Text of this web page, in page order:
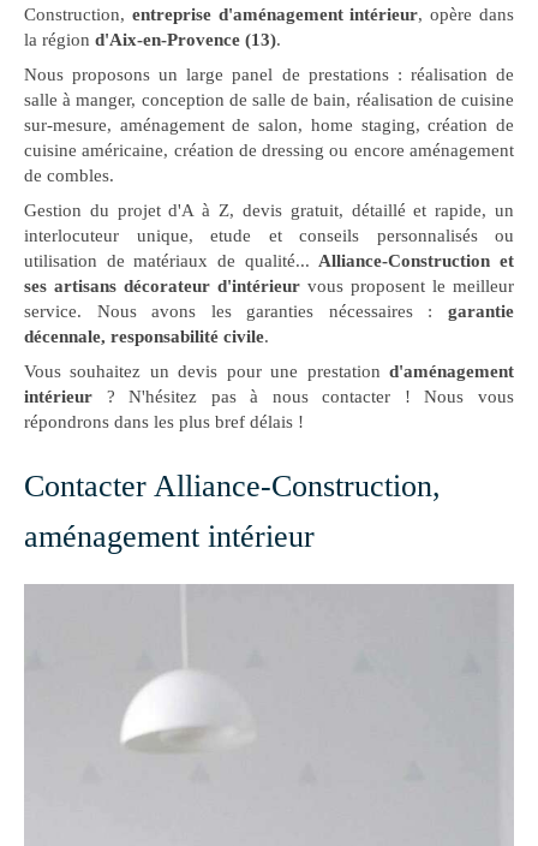
Construction, entreprise d'aménagement intérieur, opère dans
la région d'Aix-en-Provence (13).
Nous proposons un large panel de prestations : réalisation de
salle à manger, conception de salle de bain, réalisation de cuisine
sur-mesure, aménagement de salon, home staging, création de
cuisine américaine, création de dressing ou encore aménagement
de combles.
Gestion du projet d'A à Z, devis gratuit, détaillé et rapide, un
interlocuteur unique, etude et conseils personnalisés ou
utilisation de matériaux de qualité... Alliance-Construction et
ses artisans décorateur d'intérieur vous proposent le meilleur
service. Nous avons les garanties nécessaires : garantie
décennale, responsabilité civile.
Vous souhaitez un devis pour une prestation d'aménagement
intérieur ? N'hésitez pas à nous contacter ! Nous vous
répondrons dans les plus bref délais !
Contacter Alliance-Construction,
aménagement intérieur